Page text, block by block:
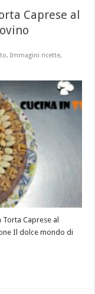
Caprese al
,Immagini ricette,
Caprese al
Il dolce mondo di